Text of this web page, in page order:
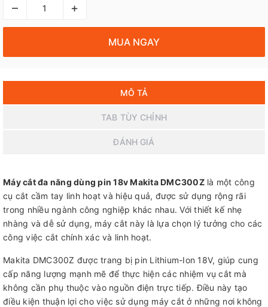
– +
MUA NGAY
MÔ TẢ
TAB TÙY CHỈNH
ĐÁNH GIÁ
Máy cắt đa năng dùng pin 18v Makita DMC300Zlà một công
cụ cắt cầm tay linh hoạt và hiệu quả, được sử dụng rộng rãi
trong nhiều ngành công nghiệp khác nhau. Với thiết kế nhẹ
nhàng và dễ sử dụng, máy cắt này là lựa chọn lý tưởng cho các
công việc cắt chính xác và linh hoạt.
Makita DMC300Z được trang bị pin Lithium-Ion 18V, giúp cung
cấp năng lượng mạnh mẽ để thực hiện các nhiệm vụ cắt mà
không cần phụ thuộc vào nguồn điện trực tiếp. Điều này tạo
điều kiện thuận lợi cho việc sử dụng máy cắt ở những nơi không